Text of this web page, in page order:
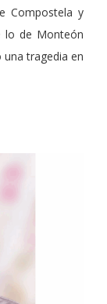
Compostela y
lo de Monteón
tragedia en